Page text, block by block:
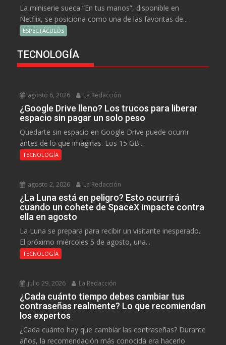
La miniserie sueca “En tus manos”, disponible en
Netflix, se posiciona como una de las favoritas de...
ESPECTÁCULOS
TECNOLOGÍA
agosto 6, 2026 La Redacción
¿Google Drive lleno? Los trucos para liberar
espacio sin pagar un solo peso
Quedarte sin espacio en Google Drive puede ocurrir
antes de lo que imaginas. Los 15 GB...
TECNOLOGÍA
agosto 2, 2026 La Redacción
¿La Luna está en peligro? Esto ocurrirá
cuando un cohete de SpaceX impacte contra
ella en agosto
La Luna se prepara para recibir un visitante inesperado.
El próximo miércoles 5 de agosto, una...
TECNOLOGÍA
julio 29, 2026 La Redacción
¿Cada cuánto tiempo debes cambiar tus
contraseñas realmente? Lo que recomiendan
los expertos
¿Cada cuánto hay que cambiar las contraseñas? Durante
años, la recomendación más conocida era hacerlo